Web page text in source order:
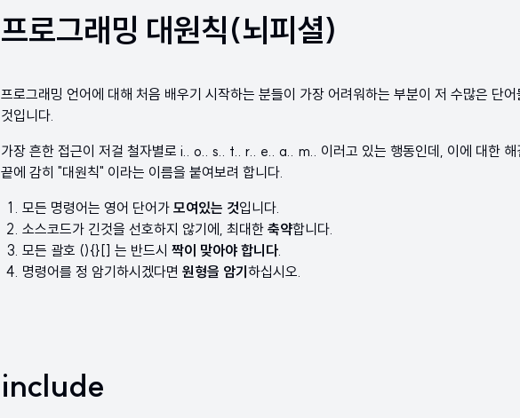
프로그래밍 대원칙(뇌피셜)
프로그래밍 언어에 대해 처음 배우기 시작하는 분들이 가장 어려워하는 부분이 저 수많은 단
것입니다.
가장 흔한 접근이 저걸 철자별로 i.. o.. s.. t.. r.. e.. a.. m.. 이러고 있는 행동인데, 이에 대한
끝에 감히 "대원칙" 이라는 이름을 붙여보려 합니다.
모든 명령어는 영어 단어가 모여있는 것입니다.
소스코드가 긴것을 선호하지 않기에, 최대한 축약합니다.
모든 괄호 (){}[] 는 반드시 짝이 맞아야 합니다.
명령어를 정 암기하시겠다면 원형을 암기 하십시오.
include